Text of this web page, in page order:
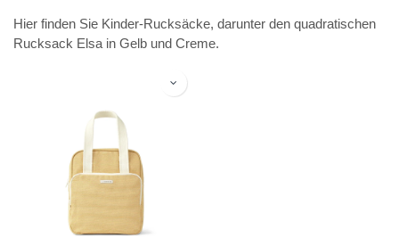
Hier finden Sie Kinder-Rucksäcke, darunter den quadratischen
Rucksack Elsa in Gelb und Creme.